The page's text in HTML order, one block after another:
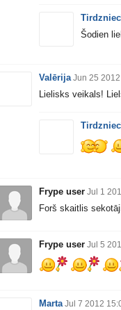
Šodien
Valērija Jun 25
Lielisks veikals!
Frype user Jul 1
Forš skaitlis
Frype user Jul 5
Marta Jul 7 2012